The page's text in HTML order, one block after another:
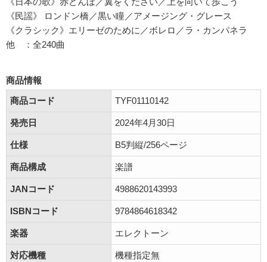
《民謡》 ロンドン橋／黒い瞳／アメージング・グレース
《クラシック》エリーゼのために／ボレロ／ラ・カンパネラ
他 ：全240曲
商品情報
商品コード
TYF01110142
発売日 2024年4月30日
仕様 B5判縦/256ページ
商品構成 楽譜
JANコード 4988620143993
ISBNコード 9784864618342
楽器 エレクトーン
対応機種 機種指定無